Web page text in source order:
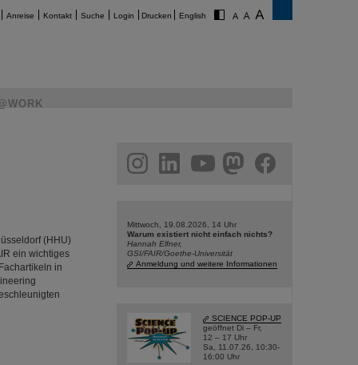
Anreise Kontakt Suche Login Drucken English
(HHU)
ein wichtiges
in
facebook
Mittwoch, 19.08.2026, 14 Uhr
Warum existiert nicht einfach nichts?
Hannah Elfner,
GSI/FAIR/Goethe-Universität
Anmeldung und weitere Informationen
SCIENCE POP-UP
geöffnet Di – Fr,
12 – 17 Uhr
Sa, 11.07.26, 10:30-
16:00 Uhr